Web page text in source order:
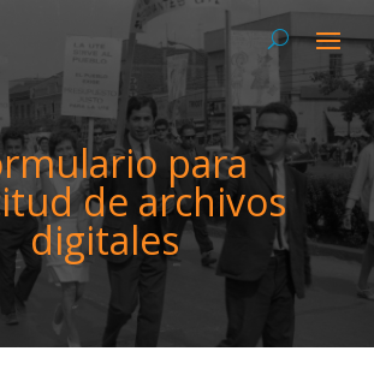
para
de archivos
digitales